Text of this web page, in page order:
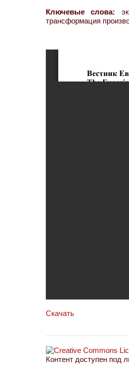
Ключевые слова:
трансформация
Скачать
Контент доступен под